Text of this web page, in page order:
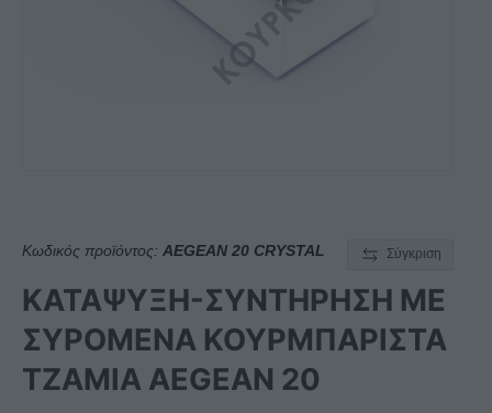
Κωδικός προϊόντος: AEGEAN 20 CRYSTAL Σύγκριση
ΚΑΤΑΨΥΞΗ-ΣΥΝΤΗΡΗΣΗ ΜΕ
ΣΥΡΟΜΕΝΑ ΚΟΥΡΜΠΑΡΙΣΤΑ
ΤΖΑΜΙΑ AEGEAN 20